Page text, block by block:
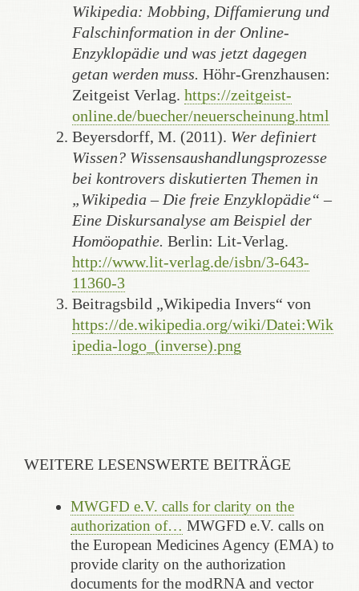
Wikipedia: Mobbing, Diffamierung und
Falschinformation in der Online-
Enzyklopädie und was jetzt dagegen
getan werden muss. Höhr-Grenzhausen:
Zeitgeist Verlag. https://zeitgeist-
online.de/buecher/neuerscheinung.html
Beyersdorff, M. (2011). Wer definiert
Wissen? Wissensaushandlungsprozesse
bei kontrovers diskutierten Themen in
„Wikipedia – Die freie Enzyklopädie“ –
Eine Diskursanalyse am Beispiel der
Homöopathie. Berlin: Lit-Verlag.
http://www.lit-verlag.de/isbn/3-643-
11360-3
Beitragsbild „Wikipedia Invers“ von
https://de.wikipedia.org/wiki/Datei:Wik
ipedia-logo_(inverse).png
WEITERE LESENSWERTE BEITRÄGE
MWGFD e.V. calls for clarity on the
authorization of… MWGFD e.V. calls on
the European Medicines Agency (EMA) to
provide clarity on the authorization
documents for the modRNA and vector